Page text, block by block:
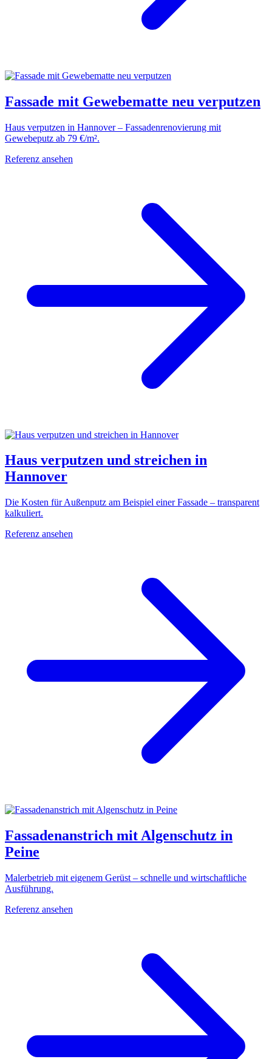
Fassade mit Gewebematte neu verputzen
Haus verputzen in Hannover – Fassadenrenovierung mit
Gewebeputz ab 79 €/m².
Referenz ansehen
Haus verputzen und streichen in
Hannover
Die Kosten für Außenputz am Beispiel einer Fassade – transparent
kalkuliert.
Referenz ansehen
Fassadenanstrich mit Algenschutz in
Peine
Malerbetrieb mit eigenem Gerüst – schnelle und wirtschaftliche
Ausführung.
Referenz ansehen